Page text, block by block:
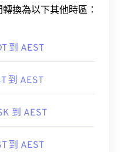
換為以下其他時區：
到 AEST
到 AEST
到 AEST
到 AEST